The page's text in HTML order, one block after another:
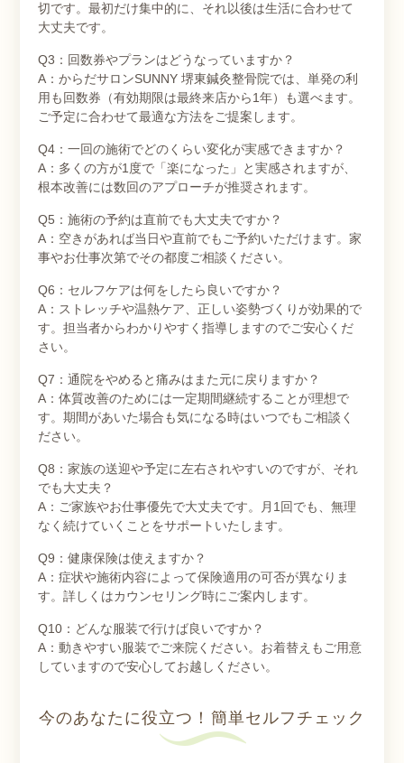
切です。最初だけ集中的に、それ以後は生活に合わせて
大丈夫です。
Q3：回数券やプランはどうなっていますか？
A：からだサロンSUNNY 堺東鍼灸整骨院では、単発の利
用も回数券（有効期限は最終来店から1年）も選べます。
ご予定に合わせて最適な方法をご提案します。
Q4：一回の施術でどのくらい変化が実感できますか？
A：多くの方が1度で「楽になった」と実感されますが、
根本改善には数回のアプローチが推奨されます。
Q5：施術の予約は直前でも大丈夫ですか？
A：空きがあれば当日や直前でもご予約いただけます。家
事やお仕事次第でその都度ご相談ください。
Q6：セルフケアは何をしたら良いですか？
A：ストレッチや温熱ケア、正しい姿勢づくりが効果的で
す。担当者からわかりやすく指導しますのでご安心くだ
さい。
Q7：通院をやめると痛みはまた元に戻りますか？
A：体質改善のためには一定期間継続することが理想で
す。期間があいた場合も気になる時はいつでもご相談く
ださい。
Q8：家族の送迎や予定に左右されやすいのですが、それ
でも大丈夫？
A：ご家族やお仕事優先で大丈夫です。月1回でも、無理
なく続けていくことをサポートいたします。
Q9：健康保険は使えますか？
A：症状や施術内容によって保険適用の可否が異なりま
す。詳しくはカウンセリング時にご案内します。
Q10：どんな服装で行けば良いですか？
A：動きやすい服装でご来院ください。お着替えもご用意
していますので安心してお越しください。
今のあなたに役立つ！簡単セルフチェック